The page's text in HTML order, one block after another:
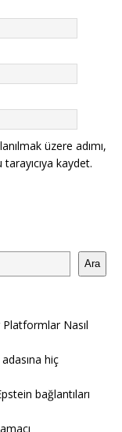
üzere adımı,
kaydet.
Ara
Platformlar Nasıl
hiç
bağlantıları